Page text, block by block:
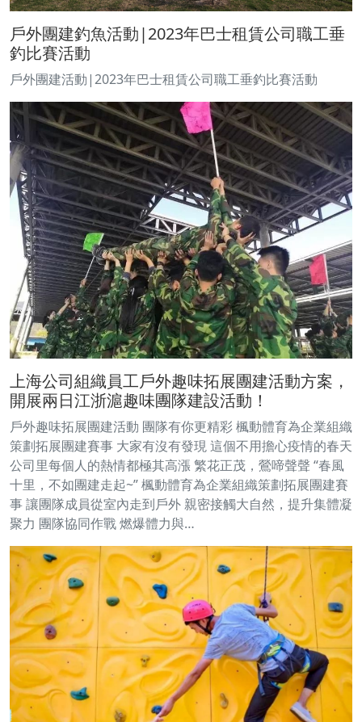
戶外團建釣魚活動|2023年巴士租賃公司職工垂
釣比賽活動
戶外團建活動|2023年巴士租賃公司職工垂釣比賽活動
上海公司組織員工戶外趣味拓展團建活動方案，
開展兩日江浙滬趣味團隊建設活動！
戶外趣味拓展團建活動 團隊有你更精彩 楓動體育為企業組織
策劃拓展團建賽事 大家有沒有發現 這個不用擔心疫情的春天
公司里每個人的熱情都極其高漲 繁花正茂，鶯啼聲聲 “春風
十里，不如團建走起~” 楓動體育為企業組織策劃拓展團建賽
事 讓團隊成員從室內走到戶外 親密接觸大自然，提升集體凝
聚力 團隊協同作戰 燃爆體力與…